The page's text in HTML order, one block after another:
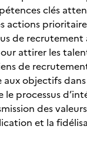
clés
actions
de
attirer les
de
aux objectifs
le processus
des
et la